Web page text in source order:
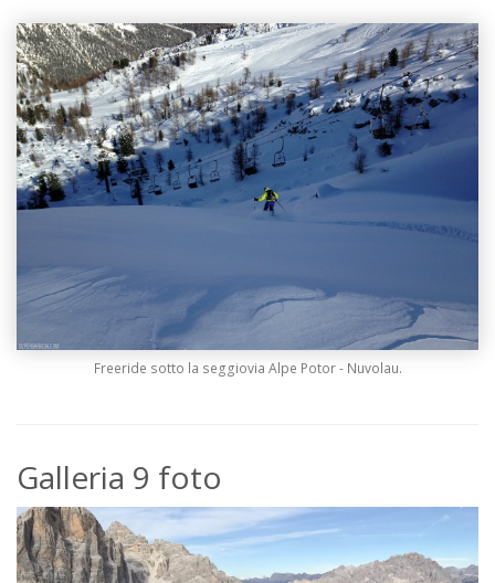
Freeride sotto la seggiovia Alpe Potor - Nuvolau.
Galleria 9 foto